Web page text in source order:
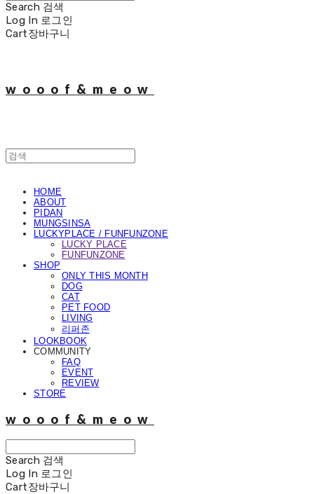
Search 검색
Log In 로그인
Cart장바구니
wooof&meow
HOME
ABOUT
PIDAN
MUNGSINSA
LUCKYPLACE / FUNFUNZONE
LUCKY PLACE
FUNFUNZONE
SHOP
ONLY THIS MONTH
DOG
CAT
PET FOOD
LIVING
리퍼존
LOOKBOOK
COMMUNITY
FAQ
EVENT
REVIEW
STORE
wooof&meow
Search 검색
Log In 로그인
Cart장바구니